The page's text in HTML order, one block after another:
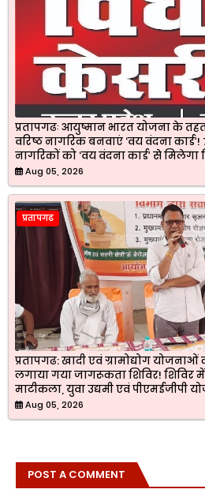
प्रतापगढः आयुष्मान भारत योजना के
वरिष्ठ नागरिक बनवाएं ‘वय वंदना
नागरिकों को ‘वय वंदना कार्ड’ से
Aug 05, 2026
प्रतापगढ
प्रतापगढ: खादी एवं ग्रामोद्योग
लगाया गया जागरूकता शिविर! शिविर में
माटीकला, युवा उद्यमी एवं पीएमईजीपी
Aug 05, 2026
POST A COMMENT